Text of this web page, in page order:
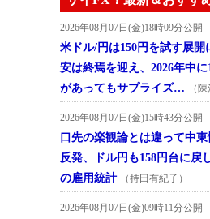
2026年08月07日(金)18時09分公開
米ドル/円は150円を試す展開
安は終焉を迎え、2026年中
があってもサプライズ…
（
2026年08月07日(金)15時43分公開
口先の楽観論とは違って中
反発、ドル円も158円台に戻
の雇用統計
（持田有紀子）
2026年08月07日(金)09時11分公開